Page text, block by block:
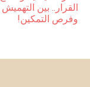
القرار.. بين التهميش
وفرص التمكين!